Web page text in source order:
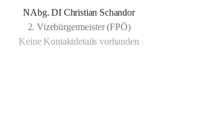
NAbg. DI Christian Schandor
2. Vizebürgermeister (FPÖ)
Keine Kontaktdetails vorhanden